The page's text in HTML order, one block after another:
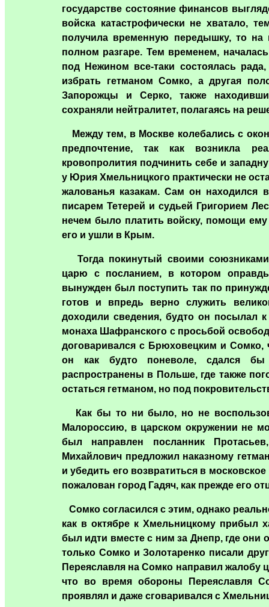
государстве состояние финансов
войска катастрофически не хватало,
получила временную передышку, то
полном разгаре. Тем временем,
под Нежином все-таки состоялась
избрать гетманом Сомко, а другая
Запорожцы и Серко, также
сохраняли нейтралитет, полагаясь на
Между тем, в Москве колебались с
предпочтение, так как возникла
кровопролития подчинить себе и
у Юрия Хмельницкого практически не
жалованья казакам. Сам он находился
писарем Тетерей и судьей Григорием
нечем было платить войску, помощи ему
его и ушли в Крым.
Тогда покинутый своими
царю с посланием, в котором
вынужден был поступить так по
готов и впредь верно служить
доходили сведения, будто он посылал к
монаха Шафранского с просьбой
договаривался с Брюховецким и Сомко,
он как будто поневоле, сдался
распространены в Польше, где также
остаться гетманом, но под
Как бы то ни было, но не
Малороссию, в царском окружении не
был направлен посланник
Михайлович предложил наказному
и убедить его возвратиться в
пожалован город Гадяч, как прежде его
Сомко согласился с этим, однако
как в октябре к Хмельницкому прибыл
был идти вместе с ним за Днепр, где они
только Сомко и Золотаренко писали
Переяславля на Сомко направил жалобу
что во время обороны Переяславля
проявлял и даже сговаривался с